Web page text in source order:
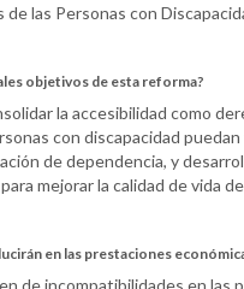
las Personas con
objetivos de esta reforma?
la accesibilidad como
con discapacidad
de dependencia, y
mejorar la calidad de vida
en las prestaciones
de incompatibilidades en las